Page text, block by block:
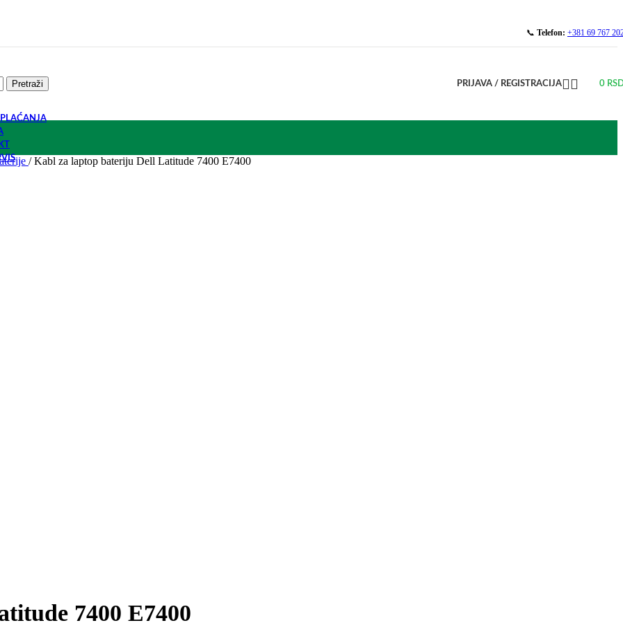
📞 Telefon: +381 69 767
Pretraži PRIJAVA / REGISTRACIJA 0
/ Kabl za laptop bateriju Dell Latitude 7400 E7400
7400 E7400